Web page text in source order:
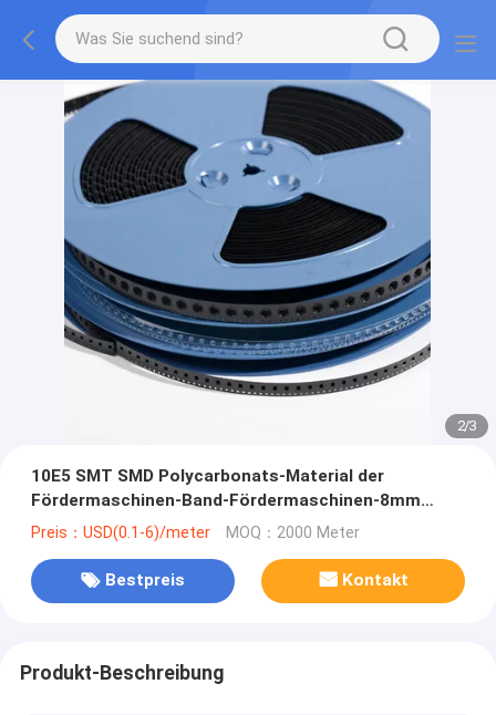
2/3
10E5 SMT SMD Polycarbonats-Material der
Fördermaschinen-Band-Fördermaschinen-8mm
12mm
Preis：USD(0.1-6)/meter MOQ：2000 Meter
Bestpreis Kontakt
Produkt-Beschreibung